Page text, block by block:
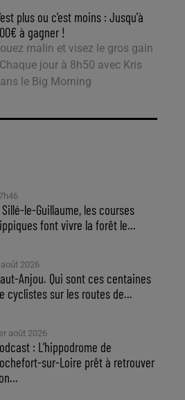
plus ou c'est moins : Jusqu'à
à gagner !
malin et visez le gros gain
jour à 8h50 avec Kris
le Big Morning
Sillé-le-Guillaume, les courses
font vivre la forêt le...
2026
Anjou. Qui sont ces centaines
cyclistes sur les routes de...
août 2026
: L’hippodrome de
sur-Loire prêt à retrouver